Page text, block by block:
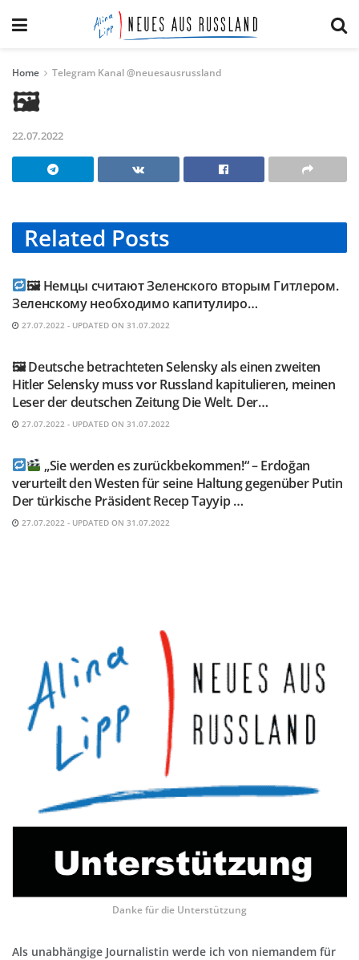
Home Telegram Kanal @neuesausrussland
🖼
22.07.2022
Related Posts
TELEGRAM KANAL @NEUESAUSRUSSLAND
🖼 Немцы считают Зеленского вторым Гитлером.
Зеленскому необходимо капитулиро…
27.07.2022 - UPDATED ON 31.07.2022
🖼 Deutsche betrachteten Selensky als einen zweiten
Hitler Selensky muss vor Russland kapitulieren, meinen
Leser der deutschen Zeitung Die Welt. Der…
27.07.2022 - UPDATED ON 31.07.2022
„Sie werden es zurückbekommen!“ – Erdoğan
verurteilt den Westen für seine Haltung gegenüber Putin
Der türkische Präsident Recep Tayyip …
27.07.2022 - UPDATED ON 31.07.2022
Danke für die Unterstützung
Als unabhängige Journalistin werde ich von niemandem für